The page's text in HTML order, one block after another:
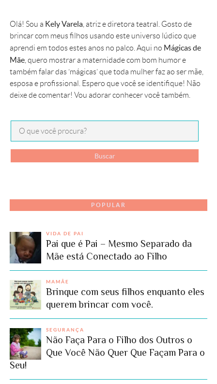
Olá! Sou a Kely Varela , atriz e diretora teatral. Gosto de
brincar com meus filhos usando este universo lúdico que
aprendi em todos estes anos no palco. Aqui no Mágicas de
Mãe , quero mostrar a maternidade com bom humor e
também falar das ‘mágicas’ que toda mulher faz ao ser mãe,
esposa e profissional. Espero que você se identifique! Não
deixe de comentar! Vou adorar conhecer você também.
POPULAR
VIDA DE PAI
Pai que é Pai – Mesmo Separado da
Mãe está Conectado ao Filho
MAMÃE
Brinque com seus filhos enquanto eles
querem brincar com você.
SEGURANÇA
Não Faça Para o Filho dos Outros o
Que Você Não Quer Que Façam Para o
Seu!